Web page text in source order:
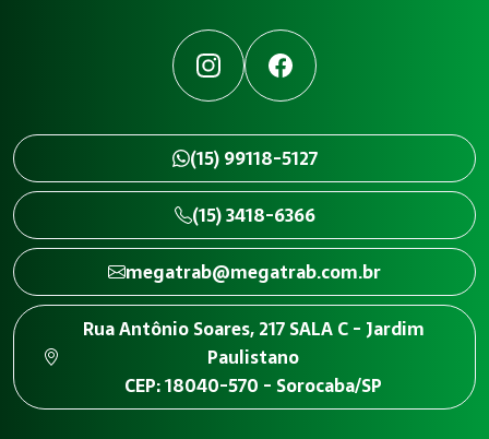
InstagramFacebook
(15) 99118-5127
(15) 3418-6366
megatrab@megatrab.com.br
Rua Antônio Soares, 217 SALA C - Jardim
Paulistano
CEP: 18040-570 - Sorocaba/SP